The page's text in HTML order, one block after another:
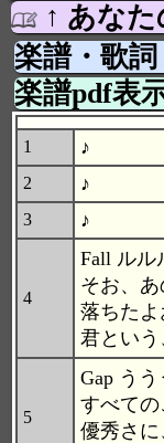
↑ あな
楽譜・歌
楽譜pdf表
1 ♪
2 ♪
3 ♪
4
Fall ルル
そお、
落ちた
君とい
5
Gap う
すべて
優秀さ